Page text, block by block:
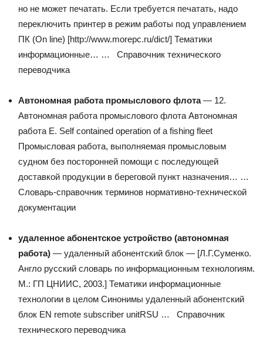
но не может печатать. Если требуется печатать, надо
переключить принтер в режим работы под управлением
ПК (On line) [http://www.morepc.ru/dict/] Тематики
информационные… … Справочник технического
переводчика
Автономная работа промыслового флота— 12.
Автономная работа промыслового флота Автономная
работа Е. Self contained operation of a fishing fleet
Промысловая работа, выполняемая промысловым
судном без посторонней помощи с последующей
доставкой продукции в береговой пункт назначения… …
Словарь-справочник терминов нормативно-технической
документации
удаленное абонентское устройство (автономная
работа) — удаленный абонентский блок — [Л.Г.Суменко.
Англо русский словарь по информационным технологиям.
М.: ГП ЦНИИС, 2003.] Тематики информационные
технологии в целом Синонимы удаленный абонентский
блок EN remote subscriber unitRSU … Справочник
технического переводчика